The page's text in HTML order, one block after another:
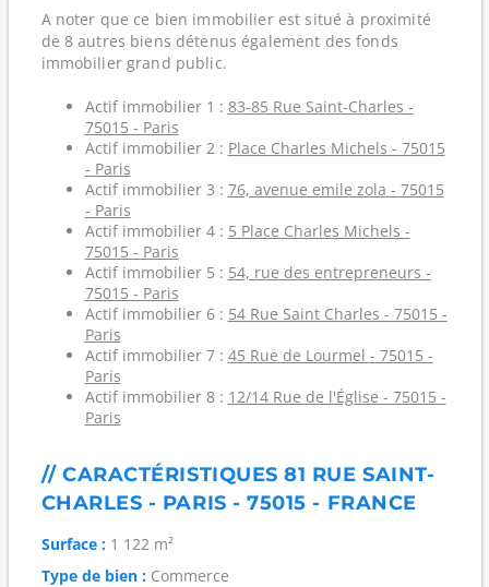
A noter que ce bien immobilier est situé à proximité
de 8 autres biens détenus également des fonds
immobilier grand public.
Actif immobilier 1 : 83-85 Rue Saint-Charles -
75015 - Paris
Actif immobilier 2 : Place Charles Michels - 75015
- Paris
Actif immobilier 3 : 76, avenue emile zola - 75015
- Paris
Actif immobilier 4 : 5 Place Charles Michels -
75015 - Paris
Actif immobilier 5 : 54, rue des entrepreneurs -
75015 - Paris
Actif immobilier 6 : 54 Rue Saint Charles - 75015 -
Paris
Actif immobilier 7 : 45 Rue de Lourmel - 75015 -
Paris
Actif immobilier 8 : 12/14 Rue de l'Église - 75015 -
Paris
// CARACTÉRISTIQUES 81 RUE SAINT-
CHARLES - PARIS - 75015 - FRANCE
Surface :1 122 m²
Type de bien :Commerce